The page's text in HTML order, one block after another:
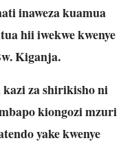
inaweza kuamua
hii iwekwe kwenye
Kiganja.
kazi za shirikisho ni
kiongozi mzuri
yake kwenye